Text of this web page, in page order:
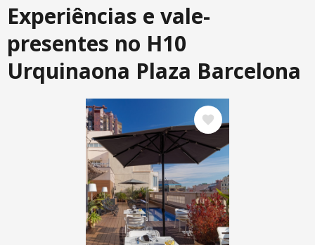
Lanzarote, Espanha
La Palma, Espanha
Trelawny, Jamaica
Experiências e vale-
presentes no H10
Urquinaona Plaza Barcelona
Imagem